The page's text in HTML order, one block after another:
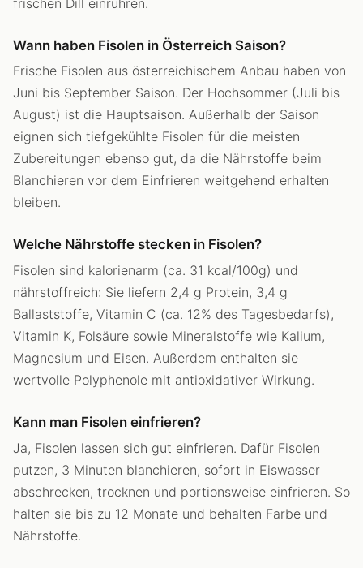
Wann haben Fisolen in Österreich Saison?
Frische Fisolen aus österreichischem Anbau haben von
Juni bis September Saison. Der Hochsommer (Juli bis
August) ist die Hauptsaison. Außerhalb der Saison
eignen sich tiefgekühlte Fisolen für die meisten
Zubereitungen ebenso gut, da die Nährstoffe beim
Blanchieren vor dem Einfrieren weitgehend erhalten
bleiben.
Welche Nährstoffe stecken in Fisolen?
Fisolen sind kalorienarm (ca. 31 kcal/100g) und
nährstoffreich: Sie liefern 2,4 g Protein, 3,4 g
Ballaststoffe, Vitamin C (ca. 12% des Tagesbedarfs),
Vitamin K, Folsäure sowie Mineralstoffe wie Kalium,
Magnesium und Eisen. Außerdem enthalten sie
wertvolle Polyphenole mit antioxidativer Wirkung.
Kann man Fisolen einfrieren?
Ja, Fisolen lassen sich gut einfrieren. Dafür Fisolen
putzen, 3 Minuten blanchieren, sofort in Eiswasser
abschrecken, trocknen und portionsweise einfrieren. So
halten sie bis zu 12 Monate und behalten Farbe und
Nährstoffe.